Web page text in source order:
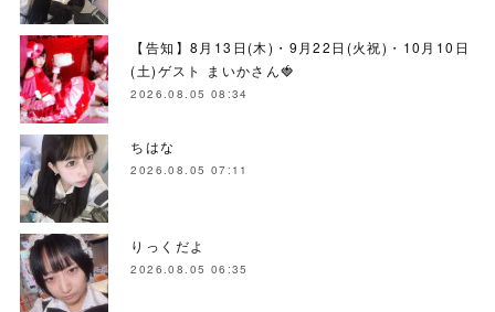
【告知】8月13日(木)・9月22日(火祝)・10月10日
(土)ゲスト まいかさん🍓
2026.08.05 08:34
ちはな
2026.08.05 07:11
りっくだよ
2026.08.05 06:35